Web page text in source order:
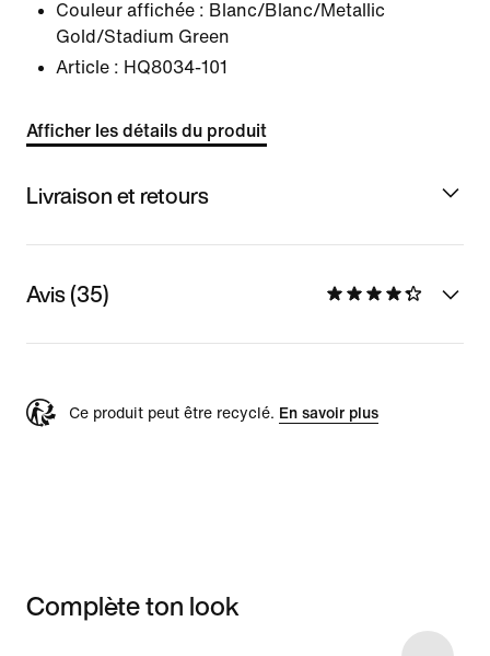
Couleur affichée : Blanc/Blanc/Metallic
Gold/Stadium Green
Article : HQ8034-101
Afficher les détails du produit
Livraison et retours
Avis (35)
Ce produit peut être recyclé. En savoir plus
Complète ton look